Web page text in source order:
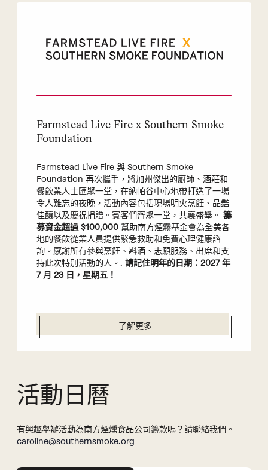
Farmstead Live Fire x Southern Smoke
Foundation
Farmstead Live Fire 與 Southern Smoke
Foundation 再次攜手，將加州傑出的廚師、酒莊和
餐飲業人士匯聚一堂，在納帕谷中心地帶打造了一場
令人難忘的夜晚，活動內容包括現場明火烹飪、品鑑
佳釀以及慶祝捐贈。賓客們齊聚一堂，共襄盛舉。 籌
募資金超過 $100,000幫助南方煙霧基金會為全美各
地的餐飲從業人員提供緊急救助和免費心理健康諮
詢。感謝所有參與烹飪、斟酒、志願服務、出席和支
持此次特別活動的人。. 請記住明年的日期：2027 年
7 月 23 日，星期五！
了解更多
活動日曆
有興趣舉辦活動為南方煙燻食品公司籌款嗎？請聯絡我們。
caroline@southernsmoke.org